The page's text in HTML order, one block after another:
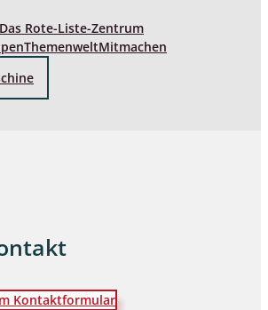
Das Rote-Liste-Zentrum
ThemenweltMitmachen
Kontaktformular